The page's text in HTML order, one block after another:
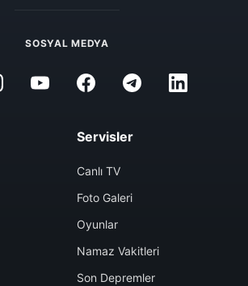
SOSYAL MEDYA
Servisler
Canlı TV
Foto Galeri
Oyunlar
Namaz Vakitleri
Son Depremler